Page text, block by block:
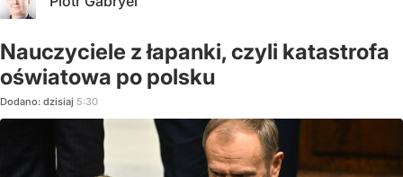
Nauczyciele z łapanki, czyli katastrofa
oświatowa po polsku
Dodano: dzisiaj 5:30